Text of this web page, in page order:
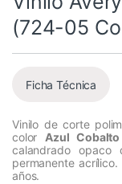
(724-05
Ficha Técnica
Vinilo de corte
color Azul
calandrado opaco
permanente
años.